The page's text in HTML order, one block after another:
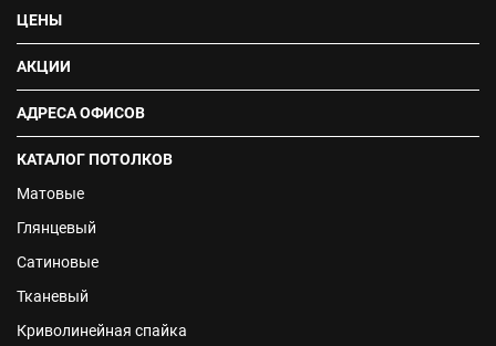
ЦЕНЫ
АКЦИИ
АДРЕСА ОФИСОВ
КАТАЛОГ ПОТОЛКОВ
Матовые
Глянцевый
Сатиновые
Тканевый
Криволинейная спайка